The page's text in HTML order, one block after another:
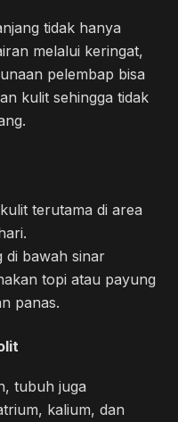
tidak hanya
melalui keringat,
pelembap bisa
kulit sehingga tidak
terutama di area
di bawah sinar
topi atau payung
panas.
tubuh juga
kalium, dan